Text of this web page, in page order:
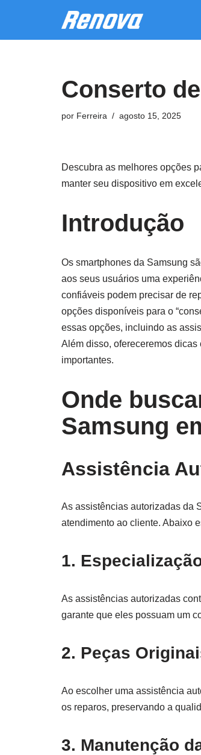
Conserto
por Ferreira agosto 15, 2025
Descubra as melhores opções
manter seu dispositivo em
Introdução
Os smartphones da Samsung
aos seus usuários uma
confiáveis podem precisar de
opções disponíveis para o
essas opções, incluindo as
Além disso, ofereceremos
importantes.
Onde
Samsung
Assistência
As assistências autorizadas da
atendimento ao cliente. Abaixo
1.
As assistências autorizadas
garante que eles possuam um
2. Peças
Ao escolher uma assistência
os reparos, preservando a
3. Manutenção